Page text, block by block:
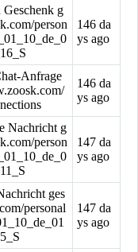
g
person
146 da
ys ago
Anfrage
146 da
ys ago
Nachricht g
person
147 da
ys ago
ges
personal
147 da
ys ago